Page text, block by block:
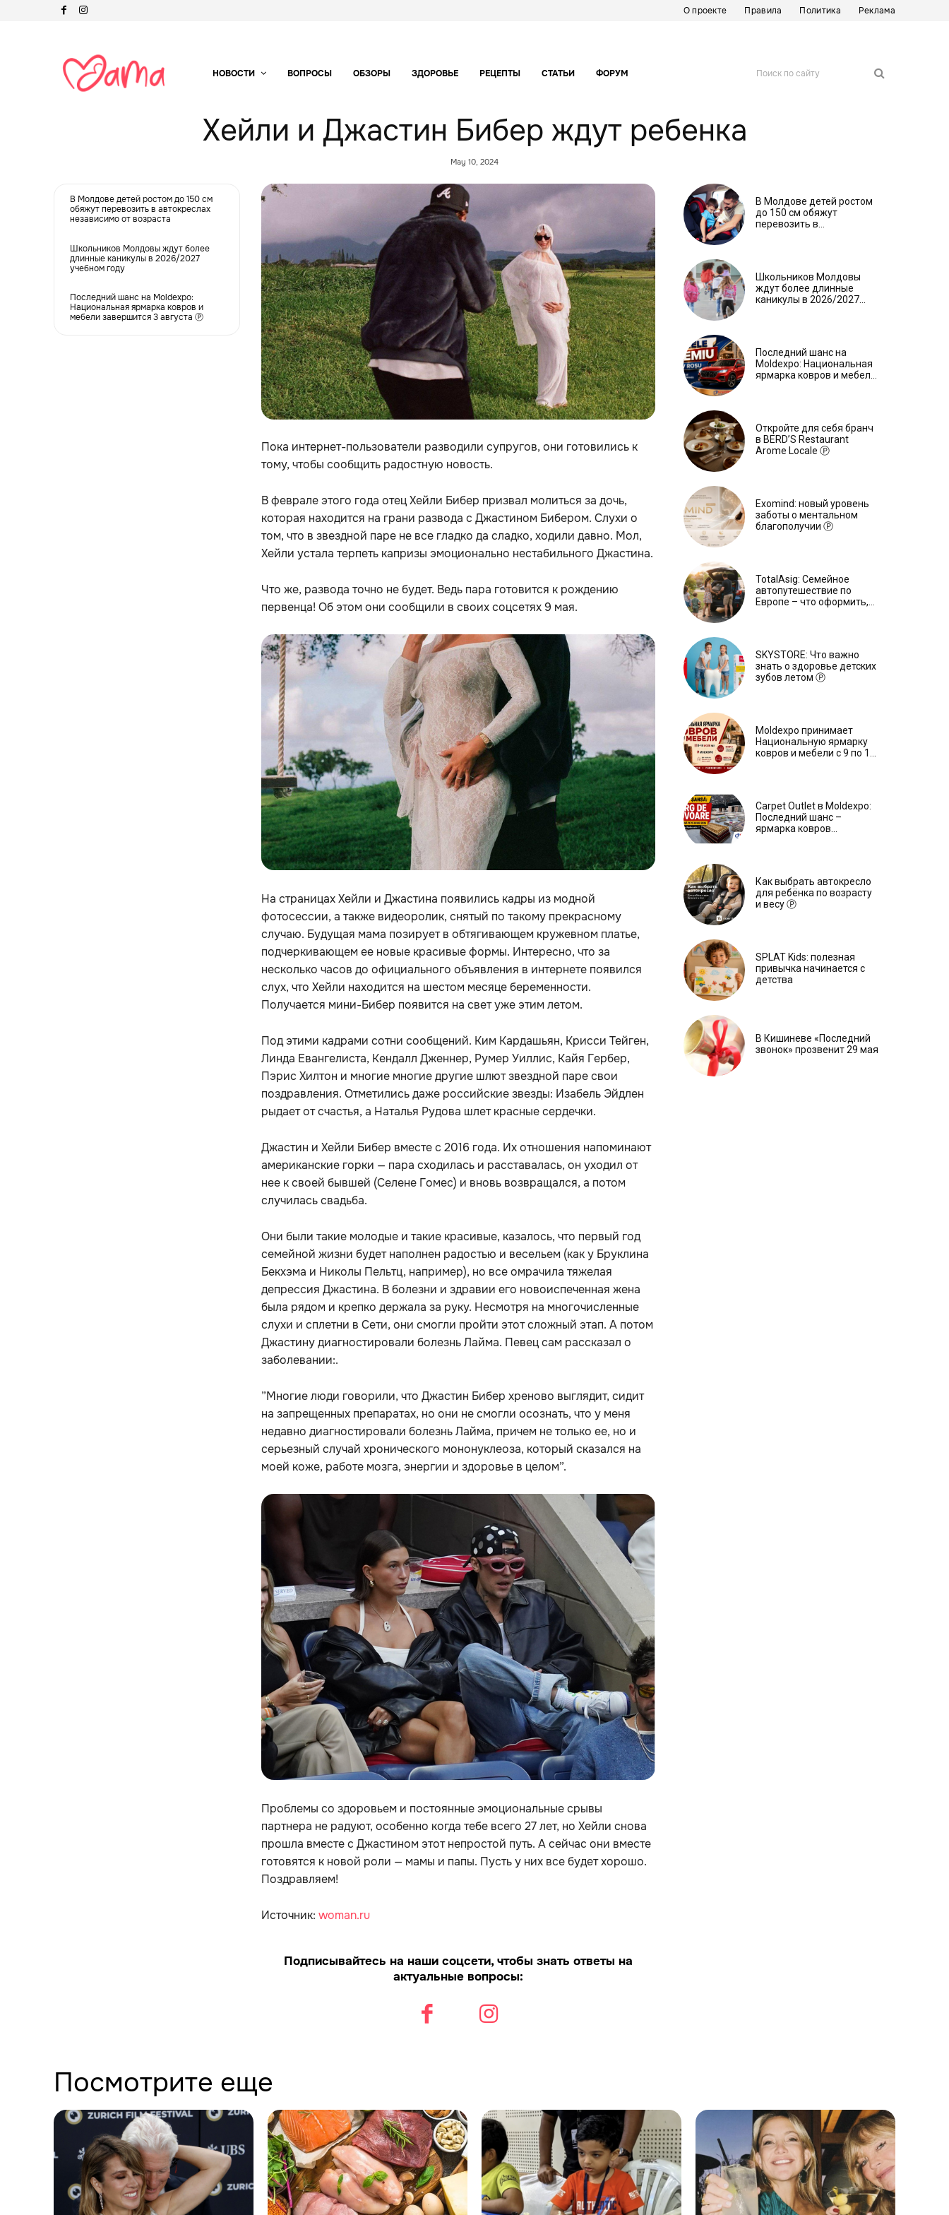
О проекте Правила Политика Реклама
НОВОСТИ ВОПРОСЫ ОБЗОРЫ ЗДОРОВЬЕ РЕЦЕПТЫ СТАТЬИ ФОРУМ Поиск по сайту
Хейли и Джастин Бибер ждут ребенка
May 10, 2024
В Молдове детей ростом до 150 см
обяжут перевозить в автокреслах
независимо от возраста
Школьников Молдовы ждут более
длинные каникулы в 2026/2027
учебном году
Последний шанс на Moldexpo:
Национальная ярмарка ковров и
мебели завершится 3 августа Ⓟ
Пока интернет-пользователи разводили супругов, они готовились к
тому, чтобы сообщить радостную новость.
В феврале этого года отец Хейли Бибер призвал молиться за дочь,
которая находится на грани развода с Джастином Бибером. Слухи о
том, что в звездной паре не все гладко да сладко, ходили давно. Мол,
Хейли устала терпеть капризы эмоционально нестабильного Джастина.
Что же, развода точно не будет. Ведь пара готовится к рождению
первенца! Об этом они сообщили в своих соцсетях 9 мая.
На страницах Хейли и Джастина появились кадры из модной
фотосессии, а также видеоролик, снятый по такому прекрасному
случаю. Будущая мама позирует в обтягивающем кружевном платье,
подчеркивающем ее новые красивые формы. Интересно, что за
несколько часов до официального объявления в интернете появился
слух, что Хейли находится на шестом месяце беременности.
Получается мини-Бибер появится на свет уже этим летом.
Под этими кадрами сотни сообщений. Ким Кардашьян, Крисси Тейген,
Линда Евангелиста, Кендалл Дженнер, Румер Уиллис, Кайя Гербер,
Пэрис Хилтон и многие многие другие шлют звездной паре свои
поздравления. Отметились даже российские звезды: Изабель Эйдлен
рыдает от счастья, а Наталья Рудова шлет красные сердечки.
Джастин и Хейли Бибер вместе с 2016 года. Их отношения напоминают
американские горки — пара сходилась и расставалась, он уходил от
нее к своей бывшей (Селене Гомес) и вновь возвращался, а потом
случилась свадьба.
Они были такие молодые и такие красивые, казалось, что первый год
семейной жизни будет наполнен радостью и весельем (как у Бруклина
Бекхэма и Николы Пельтц, например), но все омрачила тяжелая
депрессия Джастина. В болезни и здравии его новоиспеченная жена
была рядом и крепко держала за руку. Несмотря на многочисленные
слухи и сплетни в Сети, они смогли пройти этот сложный этап. А потом
Джастину диагностировали болезнь Лайма. Певец сам рассказал о
заболевании:.
”Многие люди говорили, что Джастин Бибер хреново выглядит, сидит
на запрещенных препаратах, но они не смогли осознать, что у меня
недавно диагностировали болезнь Лайма, причем не только ее, но и
серьезный случай хронического мононуклеоза, который сказался на
моей коже, работе мозга, энергии и здоровье в целом”.
Проблемы со здоровьем и постоянные эмоциональные срывы
партнера не радуют, особенно когда тебе всего 27 лет, но Хейли снова
прошла вместе с Джастином этот непростой путь. А сейчас они вместе
готовятся к новой роли — мамы и папы. Пусть у них все будет хорошо.
Поздравляем!
Источник: woman.ru
Подписывайтесь на наши соцсети, чтобы знать ответы на
актуальные вопросы:
В Молдове детей ростом
до 150 см обяжут
перевозить в
Школьников Молдовы
ждут более длинные
каникулы в 2026/2027
Последний шанс на
Moldexpo: Национальная
ярмарка ковров и мебели
Откройте для себя бранч
в BERD’S Restaurant
Arome Locale Ⓟ
Exomind: новый уровень
заботы о ментальном
благополучии Ⓟ
TotalAsig: Семейное
автопутешествие по
Европе – что оформить,
SKYSTORE: Что важно
знать о здоровье детских
зубов летом Ⓟ
Moldexpo принимает
Национальную ярмарку
ковров и мебели с 9 по 14
Carpet Outlet в Moldexpo:
Последний шанс –
ярмарка ковров
Как выбрать автокресло
для ребёнка по возрасту
и весу Ⓟ
SPLAT Kids: полезная
привычка начинается с
детства
В Кишиневе «Последний
звонок» прозвенит 29 мая
Посмотрите еще